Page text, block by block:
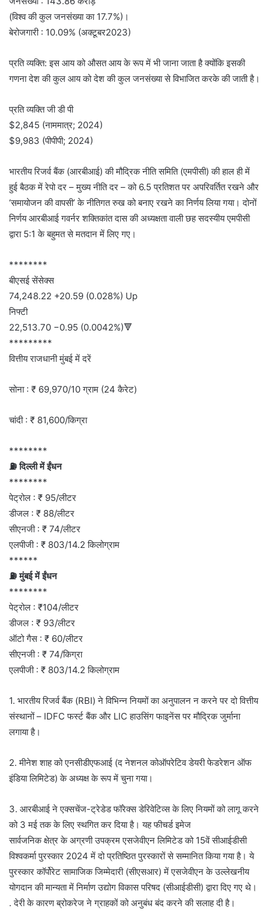
(विश्व की कुल जनसंख्या का 17.7%)।
बेरोजगारी : 10.09% (अक्टूबर2023)
प्रति व्यक्ति: इस आय को औसत आय के रूप में भी जाना जाता है क्योंकि इसकी
गणना देश की कुल आय को देश की कुल जनसंख्या से विभाजित करके की जाती है।
प्रति व्यक्ति जी डी पी
$2,845 (नाममात्र; 2024)
$9,983 (पीपीपी; 2024)
भारतीय रिजर्व बैंक (आरबीआई) की मौद्रिक नीति समिति (एमपीसी) की हाल ही में
हुई बैठक में रेपो दर – मुख्य नीति दर – को 6.5 प्रतिशत पर अपरिवर्तित रखने और
‘समायोजन की वापसी’ के नीतिगत रुख को बनाए रखने का निर्णय लिया गया। दोनों
निर्णय आरबीआई गवर्नर शक्तिकांत दास की अध्यक्षता वाली छह सदस्यीय एमपीसी
द्वारा 5:1 के बहुमत से मतदान में लिए गए।
********
बीएसई सेंसेक्स
74,248.22 +20.59 (0.028%) Up
निफ्टी
22,513.70 −0.95 (0.0042%)🔻
*********
वित्तीय राजधानी मुंबई में दरें
सोना : ₹ 69,970/10 ग्राम (24 कैरेट)
चांदी : ₹ 81,600/किग्रा
********
⛽ दिल्ली में ईंधन
********
पेट्रोल : ₹ 95/लीटर
डीजल : ₹ 88/लीटर
सीएनजी : ₹ 74/लीटर
एलपीजी : ₹ 803/14.2 किलोग्राम
******
⛽ मुंबई में ईंधन
********
पेट्रोल : ₹104/लीटर
डीजल : ₹ 93/लीटर
ऑटो गैस : ₹ 60/लीटर
सीएनजी : ₹ 74/किग्रा
एलपीजी : ₹ 803/14.2 किलोग्राम
1. भारतीय रिजर्व बैंक (RBI) ने विभिन्न नियमों का अनुपालन न करने पर दो वित्तीय
संस्थानों – IDFC फर्स्ट बैंक और LIC हाउसिंग फाइनेंस पर मौद्रिक जुर्माना
लगाया है।
2. मीनेश शाह को एनसीडीएफआई (द नेशनल कोऑपरेटिव डेयरी फेडरेशन ऑफ
इंडिया लिमिटेड) के अध्यक्ष के रूप में चुना गया।
3. आरबीआई ने एक्सचेंज-ट्रेडेड फॉरेक्स डेरिवेटिव्स के लिए नियमों को लागू करने
को 3 मई तक के लिए स्थगित कर दिया है। यह फीचर्ड इमेज
सार्वजनिक क्षेत्र के अग्रणी उपक्रम एसजेवीएन लिमिटेड को 15वें सीआईडीसी
विश्वकर्मा पुरस्कार 2024 में दो प्रतिष्ठित पुरस्कारों से सम्मानित किया गया है। ये
पुरस्कार कॉर्पोरेट सामाजिक जिम्मेदारी (सीएसआर) में एसजेवीएन के उल्लेखनीय
योगदान की मान्यता में निर्माण उद्योग विकास परिषद (सीआईडीसी) द्वारा दिए गए थे।
. देरी के कारण ब्रोकरेज ने ग्राहकों को अनुबंध बंद करने की सलाह दी है।